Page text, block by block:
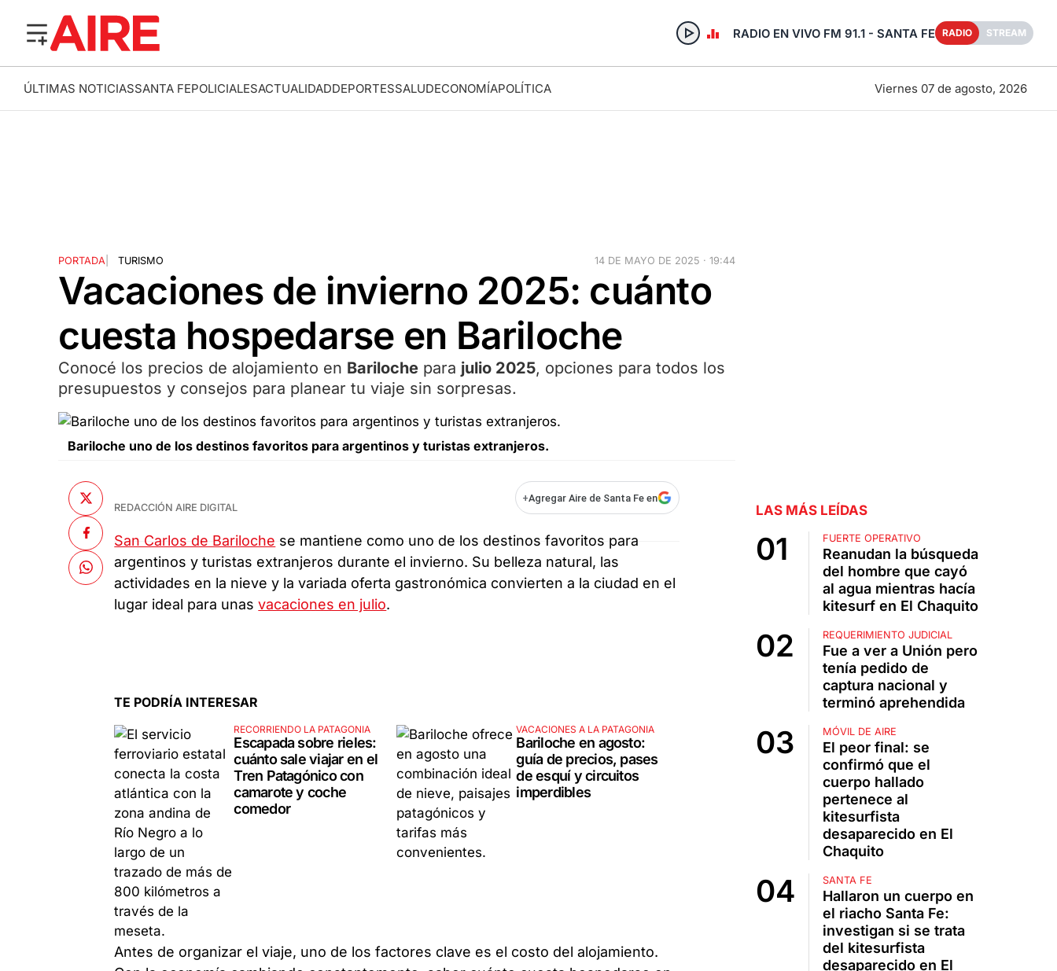
RADIO EN VIVO FM 91.1 - SANTA FE RADIO STREAM
ÚLTIMAS NOTICIASSANTA FEPOLICIALESACTUALIDADDEPORTESSALUDECONOMÍAPOLÍTICA Viernes 07 de agosto, 2026
PORTADA| TURISMO 14 DE MAYO DE 2025 · 19:44
Vacaciones de invierno 2025: cuánto
cuesta hospedarse en Bariloche
Conocé los precios de alojamiento en Barilochepara julio 2025, opciones para todos los
presupuestos y consejos para planear tu viaje sin sorpresas.
Bariloche uno de los destinos favoritos para argentinos y turistas extranjeros.
REDACCIÓN AIRE DIGITAL
+Agregar Aire de Santa Fe en
San Carlos de Bariloche se mantiene como uno de los destinos favoritos para
argentinos y turistas extranjeros durante el invierno. Su belleza natural, las
actividades en la nieve y la variada oferta gastronómica convierten a la ciudad en el
lugar ideal para unasvacaciones en julio.
TE PODRÍA INTERESAR
RECORRIENDO LA PATAGONIA
Escapada sobre rieles:
cuánto sale viajar en el
Tren Patagónico con
camarote y coche
comedor
VACACIONES A LA PATAGONIA
Bariloche en agosto:
guía de precios, pases
de esquí y circuitos
imperdibles
Antes de organizar el viaje, uno de los factores clave es el costo del alojamiento.
LAS MÁS LEÍDAS
FUERTE OPERATIVO
Reanudan la búsqueda
del hombre que cayó
al agua mientras hacía
kitesurf en El Chaquito
REQUERIMIENTO JUDICIAL
Fue a ver a Unión pero
tenía pedido de
captura nacional y
terminó aprehendida
MÓVIL DE AIRE
El peor final: se
confirmó que el
cuerpo hallado
pertenece al
kitesurfista
desaparecido en El
Chaquito
SANTA FE
Hallaron un cuerpo en
el riacho Santa Fe:
investigan si se trata
del kitesurfista
desaparecido en El